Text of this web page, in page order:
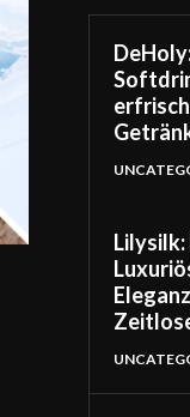
Lilysilk: